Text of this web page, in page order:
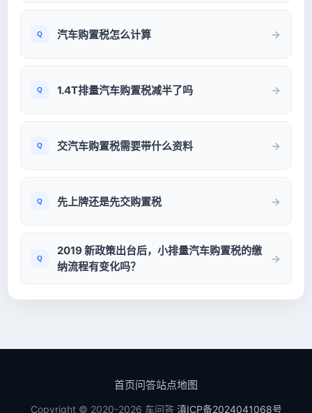
汽车购置税怎么计算
1.4T排量汽车购置税减半了吗
交汽车购置税需要带什么资料
先上牌还是先交购置税
2019 新政策出台后，小排量汽车购置税的缴
纳流程有变化吗？
首页问答站点地图
Copyright © 2020-2026 车问答 滇ICP备2024041068号